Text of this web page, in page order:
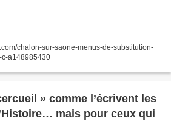
chalon-sur-saone-menus-de-substitution-
a148985430
» comme l’écrivent les
mais pour ceux qui